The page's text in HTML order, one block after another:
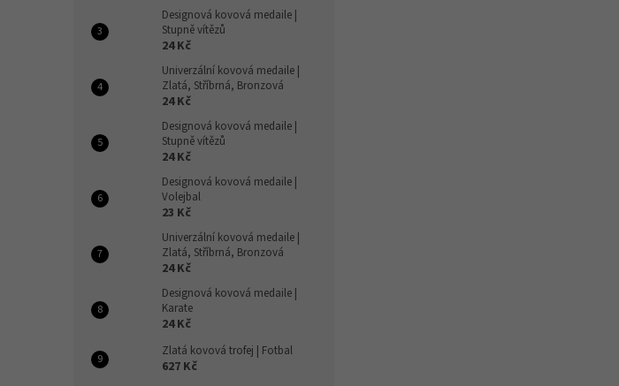
Designová kovová medaile |
Stupně vítězů
24 Kč
Univerzální kovová medaile |
Zlatá, Stříbrná, Bronzová
24 Kč
Designová kovová medaile |
Stupně vítězů
24 Kč
Designová kovová medaile |
Volejbal
23 Kč
Univerzální kovová medaile |
Zlatá, Stříbrná, Bronzová
24 Kč
Designová kovová medaile |
Karate
24 Kč
Zlatá kovová trofej | Fotbal
627 Kč